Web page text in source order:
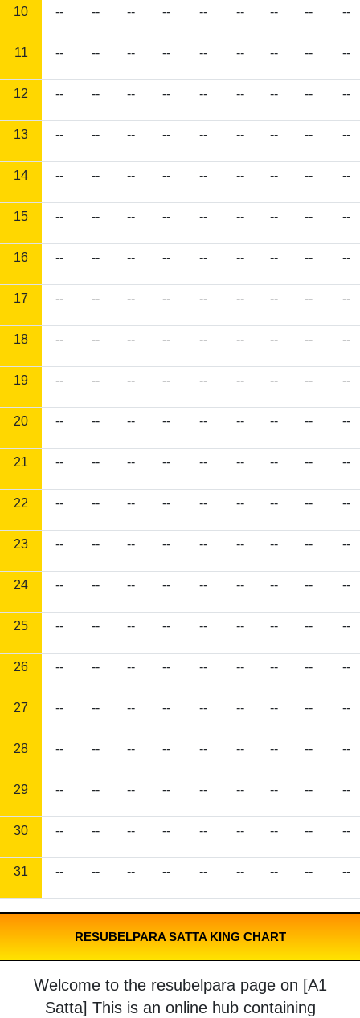
10 -- -- -- -- -- -- -- -- --
11 -- -- -- -- -- -- -- -- --
12 -- -- -- -- -- -- -- -- --
13 -- -- -- -- -- -- -- -- --
14 -- -- -- -- -- -- -- -- --
15 -- -- -- -- -- -- -- -- --
16 -- -- -- -- -- -- -- -- --
17 -- -- -- -- -- -- -- -- --
18 -- -- -- -- -- -- -- -- --
19 -- -- -- -- -- -- -- -- --
20 -- -- -- -- -- -- -- -- --
21 -- -- -- -- -- -- -- -- --
22 -- -- -- -- -- -- -- -- --
23 -- -- -- -- -- -- -- -- --
24 -- -- -- -- -- -- -- -- --
25 -- -- -- -- -- -- -- -- --
26 -- -- -- -- -- -- -- -- --
27 -- -- -- -- -- -- -- -- --
28 -- -- -- -- -- -- -- -- --
29 -- -- -- -- -- -- -- -- --
30 -- -- -- -- -- -- -- -- --
31 -- -- -- -- -- -- -- -- --
RESUBELPARA SATTA KING CHART
Welcome to the resubelpara page on [A1
Satta] This is an online hub containing